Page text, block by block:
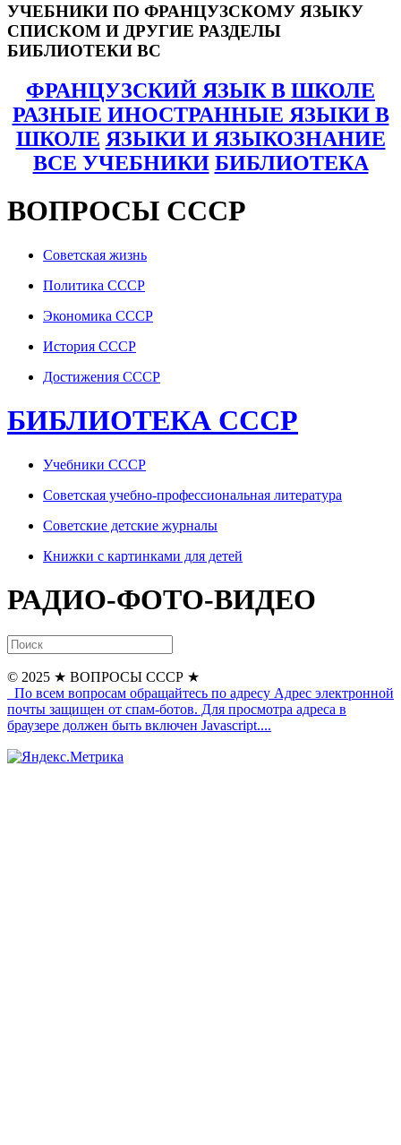
УЧЕБНИКИ ПО ФРАНЦУЗСКОМУ ЯЗЫКУ
СПИСКОМ И ДРУГИЕ РАЗДЕЛЫ
БИБЛИОТЕКИ ВС
ФРАНЦУЗСКИЙ ЯЗЫК В ШКОЛЕ
РАЗНЫЕ ИНОСТРАННЫЕ ЯЗЫКИ В
ШКОЛЕ ЯЗЫКИ И ЯЗЫКОЗНАНИЕ
ВСЕ УЧЕБНИКИ БИБЛИОТЕКА
ВОПРОСЫ СССР
Советская жизнь
Политика СССР
Экономика СССР
История СССР
Достижения СССР
БИБЛИОТЕКА СССР
Учебники СССР
Советская учебно-профессиональная литература
Советские детские журналы
Книжки с картинками для детей
РАДИО-ФОТО-ВИДЕО
© 2025 ★ ВОПРОСЫ СССР ★
По всем вопросам обращайтесь по адресу Адрес электронной
почты защищен от спам-ботов. Для просмотра адреса в
браузере должен быть включен Javascript....